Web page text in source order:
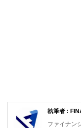
執筆者 :
ファイナン